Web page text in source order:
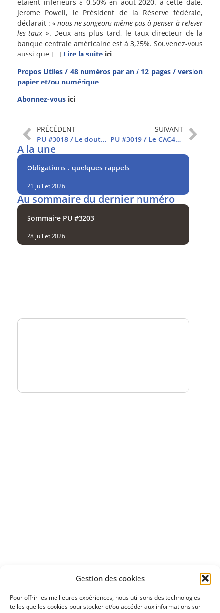
Gestion des cookies
Pour offrir les meilleures expériences, nous utilisons des technologies
telles que les cookies pour stocker et/ou accéder aux informations sur
étaient inférieurs à 0,50% en août 2020. à cette date,
Jerome Powell, le Président de la Réserve fédérale,
déclarait : « nous ne songeons même pas à penser à relever
les taux ». Deux ans plus tard, le taux directeur de la
banque centrale américaine est à 3,25%. Souvenez-vous
aussi que […] Lire la suite ici
Propos Utiles / 48 numéros par an / 12 pages / version
papier et/ou numérique
Abonnez-vous ici
PRÉCÉDENT
PU #3018 / Le doute persiste
SUIVANT
PU #3019 / Le CAC40 repasse au-dessus des 6 000 pts
A la une
Obligations : quelques rappels
21 juillet 2026
Au sommaire du dernier numéro
Sommaire PU #3203
28 juillet 2026
Découvrez